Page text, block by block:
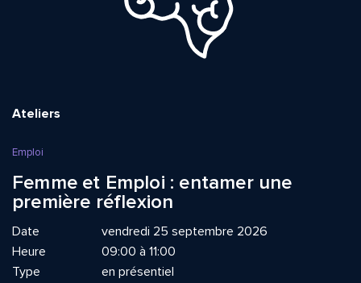
Ateliers
Emploi
Femme et Emploi : entamer une
première réflexion
Date
vendredi 25 septembre 2026
Heure
09:00 à 11:00
Type
en présentiel